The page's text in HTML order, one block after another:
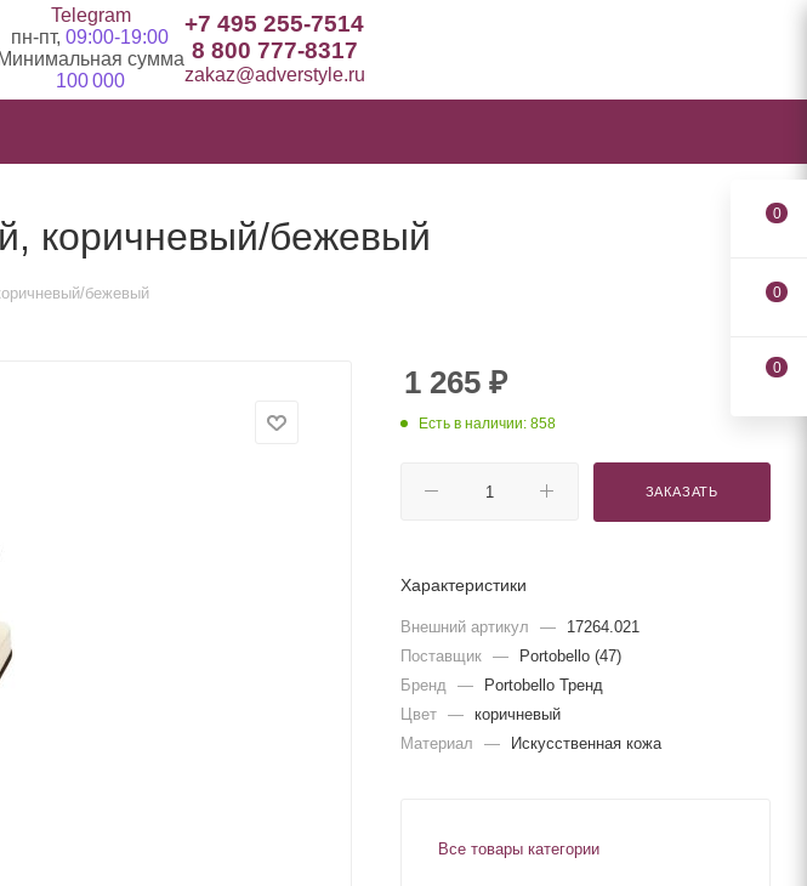
Telegram
пн-пт, 09:00-19:00
Минимальная сумма
100 000
+7 495 255-7514
8 800 777-8317
zakaz@adverstyle.ru
коричневый/бежевый
бежевый
1 265 ₽
Есть в наличии: 858
ЗАКАЗАТЬ
Характеристики
Внешний артикул —
17264.021
Поставщик —
Portobello (47)
Бренд
—
Portobello Тренд
Цвет — коричневый
Материал
— Искусственная кожа
Все товары категории
0
0
0